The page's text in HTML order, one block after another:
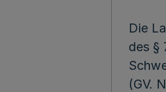
Die
des §
(GV.